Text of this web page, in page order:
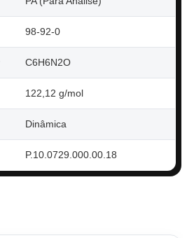
98-92-0
C6H6N2O
122,12 g/mol
Dinâmica
P.10.0729.000.00.18